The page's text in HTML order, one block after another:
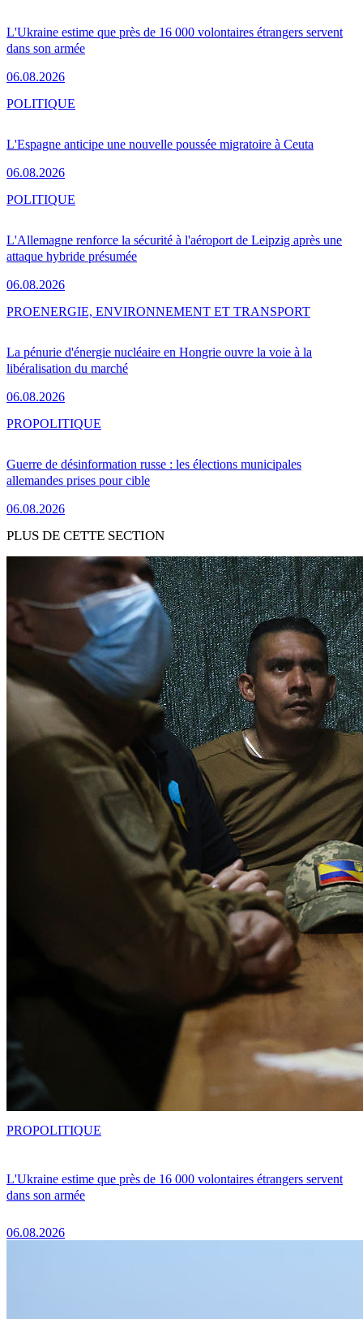
L'Ukraine estime que près de 16 000 volontaires étrangers servent
dans son armée
06.08.2026
L'Espagne anticipe une nouvelle poussée migratoire à Ceuta
06.08.2026
POLITIQUE
L'Allemagne renforce la sécurité à l'aéroport de Leipzig après une
attaque hybride présumée
06.08.2026
POLITIQUE
La pénurie d'énergie nucléaire en Hongrie ouvre la voie à la
libéralisation du marché
06.08.2026
PROENERGIE, ENVIRONNEMENT ET TRANSPORT
Guerre de désinformation russe : les élections municipales
allemandes prises pour cible
06.08.2026
PROPOLITIQUE
PLUS DE CETTE SECTION
L'Ukraine estime que près de 16 000 volontaires étrangers servent
dans son armée
06.08.2026
PROPOLITIQUE